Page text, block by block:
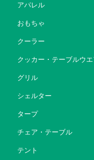
アパレル
おもちゃ
クーラー
クッカー・テーブルウエ
グリル
シェルター
タープ
チェア・テーブル
テント